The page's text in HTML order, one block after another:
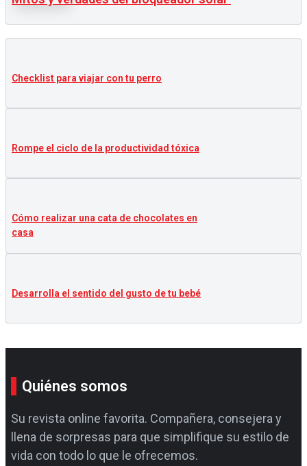
Checklist para viajar con tu perro
Rompe el ciclo de la productividad tóxica
Cómo realizar una cata de chocolates en
casa
Desarrolla el sentido del gusto de tu bebé
Quiénes somos
Su revista online favorita. Compañera, consejera y
llena de sorpresas para que simplifique su estilo de
vida con todo lo que le ofrecemos.